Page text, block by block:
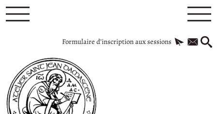
Formulaire d’inscription aux sessions